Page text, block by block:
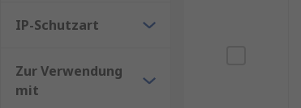
IP-Schutzart
Zur Verwendung
mit